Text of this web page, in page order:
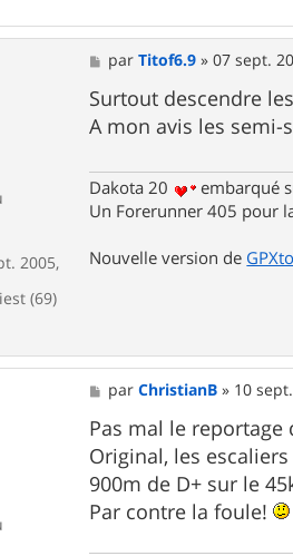
2005,
(69)
M
e
s
s
a
parTitof6.9 »07 sept.
Surtout descendre
A mon avis les semi-
Dakota 20
embarqué
Un Forerunner 405 pour
Nouvelle version de
M
e
s
s
a
g
e
parChristianB » 10
Pas mal le
Original, les
900m de D+ sur le
Par contre la foule!